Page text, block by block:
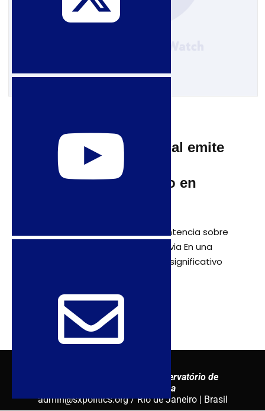
Tribunal Constitucional emite
sentencia sobre las
restricciones al aborto en
Tribunal Constitucional emite sentencia sobre
las restricciones al aborto en Bolivia En una
sentencia que marca un avance significativo
Sexuality Policy Watch – Observatório de
Sexualidad y Política
admin@sxpolitics.org / Rio de Janeiro | Brasil